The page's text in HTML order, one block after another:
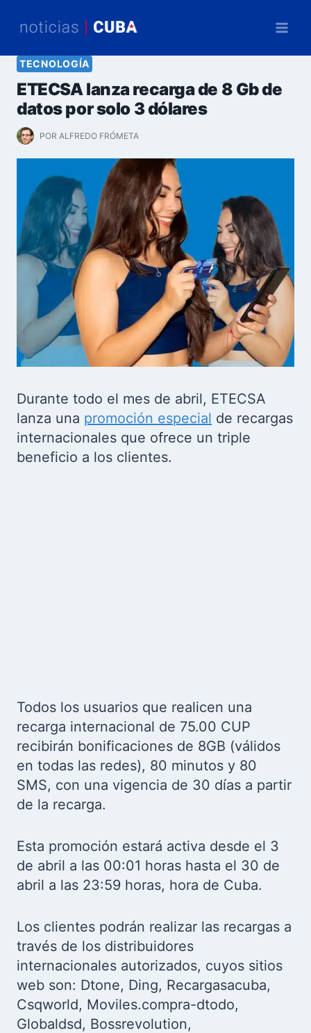
TECNOLOGÍA
ETECSA lanza recarga de 8 Gb de
datos por solo 3 dólares
POR ALFREDO FRÓMETA
Durante todo el mes de abril, ETECSA
lanza una promoción especial de recargas
internacionales que ofrece un triple
beneficio a los clientes.
Todos los usuarios que realicen una
recarga internacional de 75.00 CUP
recibirán bonificaciones de 8GB (válidos
en todas las redes), 80 minutos y 80
SMS, con una vigencia de 30 días a partir
de la recarga.
Esta promoción estará activa desde el 3
de abril a las 00:01 horas hasta el 30 de
abril a las 23:59 horas, hora de Cuba.
Los clientes podrán realizar las recargas a
través de los distribuidores
internacionales autorizados, cuyos sitios
web son: Dtone, Ding, Recargasacuba,
Csqworld, Moviles.compra-dtodo,
Globaldsd, Bossrevolution,